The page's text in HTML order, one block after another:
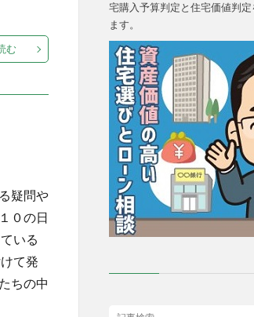
む
疑問や
０の日
いる
て発
ちの中
宅購入予算判定と住宅価値判
ます。